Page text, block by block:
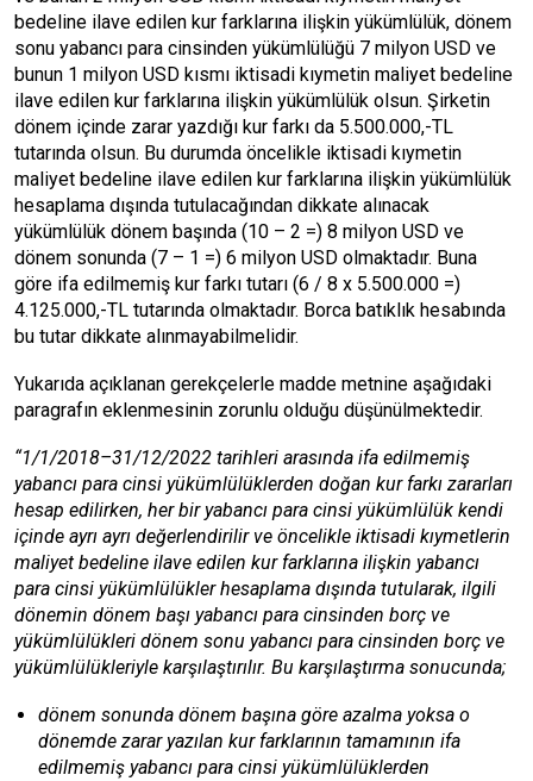
bedeline ilave edilen kur farklarına ilişkin yükümlülük, dönem
sonu yabancı para cinsinden yükümlülüğü 7 milyon USD ve
bunun 1 milyon USD kısmı iktisadi kıymetin maliyet bedeline
ilave edilen kur farklarına ilişkin yükümlülük olsun. Şirketin
dönem içinde zarar yazdığı kur farkı da 5.500.000,-TL
tutarında olsun. Bu durumda öncelikle iktisadi kıymetin
maliyet bedeline ilave edilen kur farklarına ilişkin yükümlülük
hesaplama dışında tutulacağından dikkate alınacak
yükümlülük dönem başında (10 – 2 =) 8 milyon USD ve
dönem sonunda (7 – 1 =) 6 milyon USD olmaktadır. Buna
göre ifa edilmemiş kur farkı tutarı (6 / 8 x 5.500.000 =)
4.125.000,-TL tutarında olmaktadır. Borca batıklık hesabında
bu tutar dikkate alınmayabilmelidir.
Yukarıda açıklanan gerekçelerle madde metnine aşağıdaki
paragrafın eklenmesinin zorunlu olduğu düşünülmektedir.
“1/1/2018–31/12/2022 tarihleri arasında ifa edilmemiş
yabancı para cinsi yükümlülüklerden doğan kur farkı zararları
hesap edilirken, her bir yabancı para cinsi yükümlülük kendi
içinde ayrı ayrı değerlendirilir ve öncelikle iktisadi kıymetlerin
maliyet bedeline ilave edilen kur farklarına ilişkin yabancı
para cinsi yükümlülükler hesaplama dışında tutularak, ilgili
dönemin dönem başı yabancı para cinsinden borç ve
yükümlülükleri dönem sonu yabancı para cinsinden borç ve
yükümlülükleriyle karşılaştırılır. Bu karşılaştırma sonucunda;
dönem sonunda dönem başına göre azalma yoksa o
dönemde zarar yazılan kur farklarının tamamının ifa
edilmemiş yabancı para cinsi yükümlülüklerden